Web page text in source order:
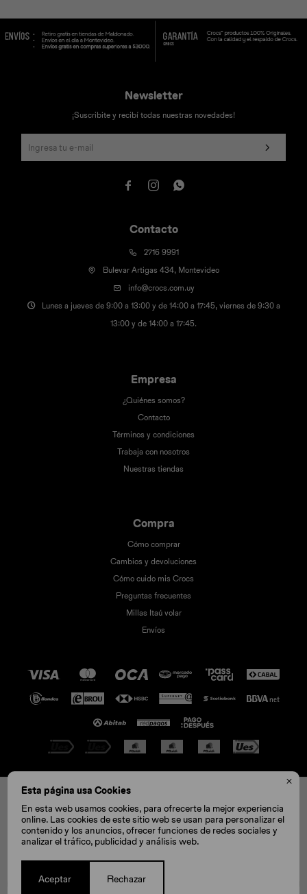

Esta página usa Cookies
En esta web usamos cookies, para ofrecerte la mejor experiencia
online. Las cookies de este sitio web se usan para personalizar el
contenido y los anuncios, ofrecer funciones de redes sociales y
analizar el tráfico, publicidad y análisis web.
Aceptar Rechazar
C11
CONOCÉ TU TALLE
COMPRAR
Contacto
2716 9991
Bulevar Artigas 434, Montevideo
info@crocs.com.uy
Lunes a jueves de 9:00 a 13:00 y de 14:00 a 17:45, viernes de 9:30 a
13:00 y de 14:00 a 17:45.
Empresa
¿Quiénes somos?
Contacto
Términos y condiciones
Trabaja con nosotros
Nuestras tiendas
Compra
Cómo comprar
Cambios y devoluciones
Cómo cuido mis Crocs
Preguntas frecuentes
Millas Itaú volar
Envíos
Newsletter
¡Suscribite y recibí todas nuestras novedades!
  